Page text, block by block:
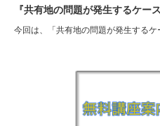
『共有地の問題が発生するケー
今回は、「共有地の問題が発生するケ